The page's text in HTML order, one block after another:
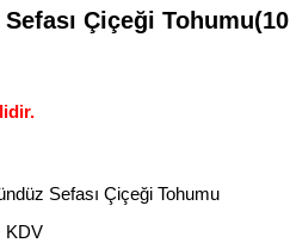
Çiçeği Tohumu(10
Sefası Çiçeği Tohumu
KDV